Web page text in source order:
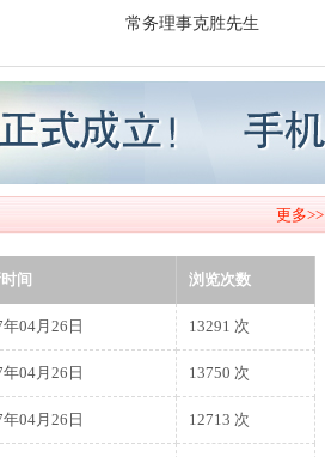
常务理事克胜先生
更多>>
间 浏览次数
04月26日 13291 次
04月26日 13750 次
04月26日 12713 次